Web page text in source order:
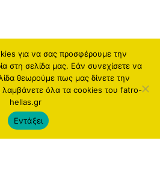
για να σας προσφέρουμε την
στη σελίδα μας. Εάν συνεχίσετε να
θεωρούμε πως μας δίνετε την
λαμβάνετε όλα τα cookies του fatro-
hellas.gr
Εντάξει